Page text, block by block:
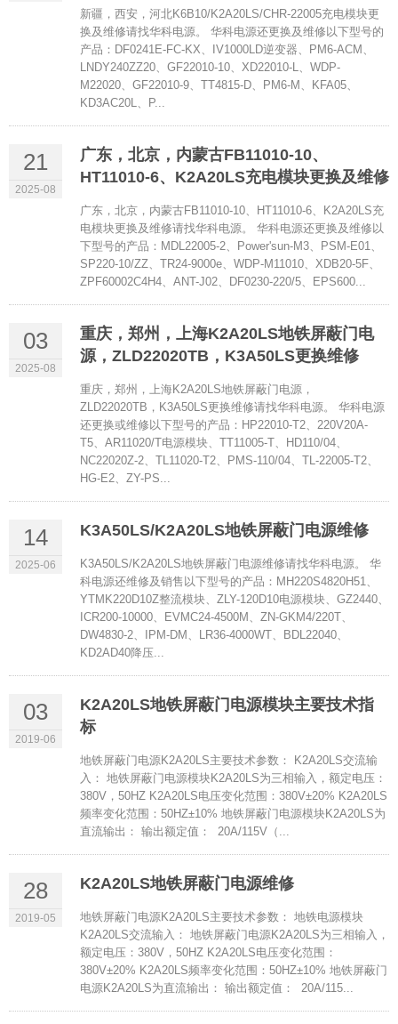
新疆，西安，河北K6B10/K2A20LS/CHR-22005充电模块更
换及维修请找华科电源。 华科电源还更换及维修以下型号的
产品：DF0241E-FC-KX、IV1000LD逆变器、PM6-ACM、
LNDY240ZZ20、GF22010-10、XD22010-L、WDP-
M22020、GF22010-9、TT4815-D、PM6-M、KFA05、
KD3AC20L、P...
21
2025-08
广东，北京，内蒙古FB11010-10、
HT11010-6、K2A20LS充电模块更换及维修
广东，北京，内蒙古FB11010-10、HT11010-6、K2A20LS充
电模块更换及维修请找华科电源。 华科电源还更换及维修以
下型号的产品：MDL22005-2、Power'sun-M3、PSM-E01、
SP220-10/ZZ、TR24-9000e、WDP-M11010、XDB20-5F、
ZPF60002C4H4、ANT-J02、DF0230-220/5、EPS600...
03
2025-08
重庆，郑州，上海K2A20LS地铁屏蔽门电
源，ZLD22020TB，K3A50LS更换维修
重庆，郑州，上海K2A20LS地铁屏蔽门电源，
ZLD22020TB，K3A50LS更换维修请找华科电源。 华科电源
还更换或维修以下型号的产品：HP22010-T2、220V20A-
T5、AR11020/T电源模块、TT11005-T、HD110/04、
NC22020Z-2、TL11020-T2、PMS-110/04、TL-22005-T2、
HG-E2、ZY-PS...
14
2025-06
K3A50LS/K2A20LS地铁屏蔽门电源维修
K3A50LS/K2A20LS地铁屏蔽门电源维修请找华科电源。 华
科电源还维修及销售以下型号的产品：MH220S4820H51、
YTMK220D10Z整流模块、ZLY-120D10电源模块、GZ2440、
ICR200-10000、EVMC24-4500M、ZN-GKM4/220T、
DW4830-2、IPM-DM、LR36-4000WT、BDL22040、
KD2AD40降压...
03
2019-06
K2A20LS地铁屏蔽门电源模块主要技术指
标
地铁屏蔽门电源K2A20LS主要技术参数： K2A20LS交流输
入： 地铁屏蔽门电源模块K2A20LS为三相输入，额定电压：
380V，50HZ K2A20LS电压变化范围：380V±20% K2A20LS
频率变化范围：50HZ±10% 地铁屏蔽门电源模块K2A20LS为
直流输出： 输出额定值： 20A/115V（...
28
2019-05
K2A20LS地铁屏蔽门电源维修
地铁屏蔽门电源K2A20LS主要技术参数： 地铁电源模块
K2A20LS交流输入： 地铁屏蔽门电源K2A20LS为三相输入，
额定电压：380V，50HZ K2A20LS电压变化范围：
380V±20% K2A20LS频率变化范围：50HZ±10% 地铁屏蔽门
电源K2A20LS为直流输出： 输出额定值： 20A/115...